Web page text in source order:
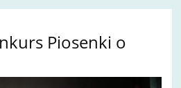
Piosenki o